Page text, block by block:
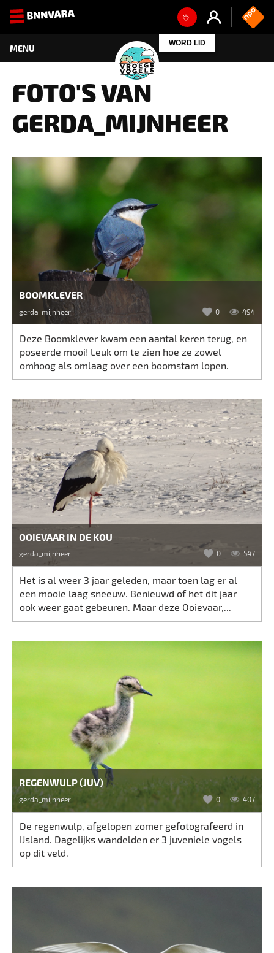
WORD LID
FOTO'S VAN
GERDA_MIJNHEER
BOOMKLEVER
gerda_mijnheer 0 494
Deze Boomklever kwam een aantal keren terug, en
poseerde mooi! Leuk om te zien hoe ze zowel
omhoog als omlaag over een boomstam lopen.
OOIEVAAR IN DE KOU
gerda_mijnheer 0 547
Het is al weer 3 jaar geleden, maar toen lag er al
een mooie laag sneeuw. Benieuwd of het dit jaar
ook weer gaat gebeuren. Maar deze Ooievaar,...
REGENWULP (JUV)
gerda_mijnheer 0 407
De regenwulp, afgelopen zomer gefotografeerd in
IJsland. Dagelijks wandelden er 3 juveniele vogels
op dit veld.